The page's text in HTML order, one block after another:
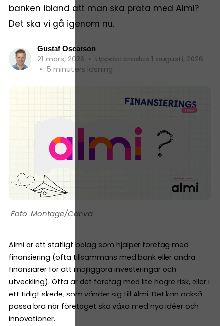
banken ibland att man ska prata med Almi?
Det ska vi gå igenom nu.
Gustaf Oscarson
21 mars, 2026 • Uppdaterades 1 augusti, 2026
• 5 minuters läsning
Montage/Canva
Almi är ett statligt bolag som hjälper företag med
finansiering (ofta tillsammans med bank eller andra
finansiärer för att möjliggöra investeringar och
utveckling). Ofta är det företag med lite högre risk, eller i
ett tidigt skede, som vänder sig till Almi. Det kan också
passa bra när företaget ska växa med nya idéer och
innovationer.